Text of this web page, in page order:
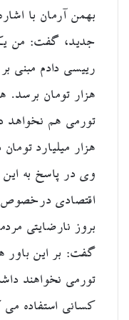
بهمن آرمان با
جدید، گفت: من
هزار تومان برسد.
هزار میلیارد
وی در پاسخ به
اقتصادی درخصوص
بروز نارضایتی
گفت: بر این باور
تورمی نخواهند
کسانی استفاده می